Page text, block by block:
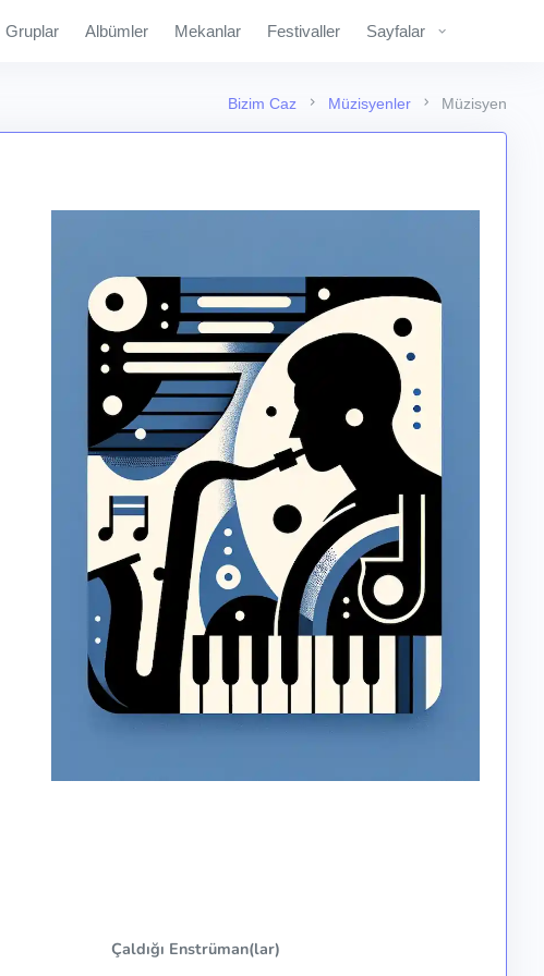
Gruplar Albümler Mekanlar Festivaller Sayfalar
Bizim Caz Müzisyenler Müzisyen
Çaldığı Enstrüman(lar)